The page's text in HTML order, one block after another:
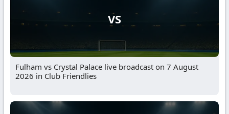
VS
Fulham vs Crystal Palace live broadcast on 7 August
2026 in Club Friendlies